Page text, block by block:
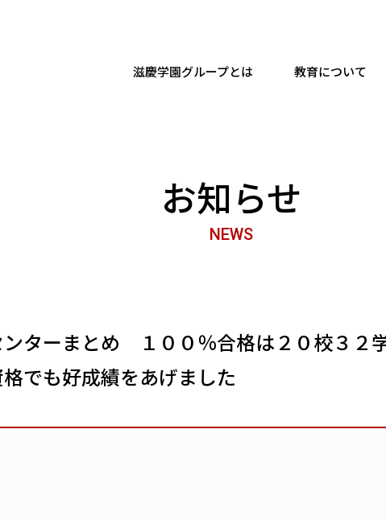
滋慶学園グループとは 教育について
お知らせ
NEWS
ンターまとめ １００％合格は２０校３
でも好成績をあげました